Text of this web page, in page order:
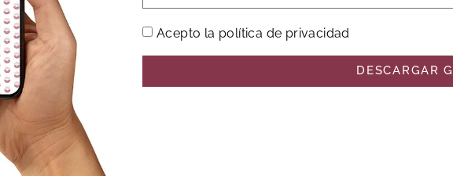
Acepto la política de privacidad
DESCARGAR